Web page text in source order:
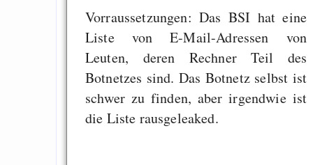
Vorraussetzungen: Das BSI hat eine
Liste von E-Mail-Adressen von
Leuten, deren Rechner Teil des
Botnetzes sind. Das Botnetz selbst ist
schwer zu finden, aber irgendwie ist
die Liste rausgeleaked.
Gedichte
Schnödder und
Conversion
ppmv CO₂ to Gt C
Extrem